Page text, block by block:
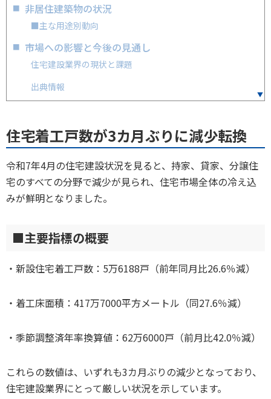
非居住建築物の状況
■主な用途別動向
市場への影響と今後の見通し
住宅建設業界の現状と課題
出典情報
住宅着工戸数が3カ月ぶりに減少転換
令和7年4月の住宅建設状況を見ると、持家、貸家、分譲住
宅のすべての分野で減少が見られ、住宅市場全体の冷え込
みが鮮明となりました。
■主要指標の概要
・新設住宅着工戸数：5万6188戸（前年同月比26.6％減）
・着工床面積：417万7000平方メートル（同27.6％減）
・季節調整済年率換算値：62万6000戸（前月比42.0％減）
これらの数値は、いずれも3カ月ぶりの減少となっており、
住宅建設業界にとって厳しい状況を示しています。